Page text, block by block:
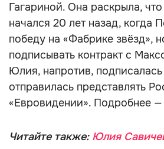
Гагариной. Она раскрыла,
начался 20 лет назад, когда
победу на «Фабрике звёзд»,
подписывать контракт с
Юлия, напротив,
отправилась представлять
«Евровидении». Подробнее —
Читайте также: Юлия